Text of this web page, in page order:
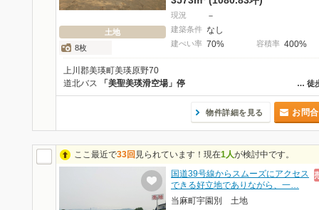
土地
8枚
現況 －
建築条件 なし
建ぺい率 70% 容積率 400%
上川郡美瑛町美瑛原野70
… 徒
道北バス 「美聖美瑛滑空場」停
物件詳細を見る お問
ここ最近で33回 見られています！現在1人が検討中です。
国道39号線からスムーズにアクセス
できる好立地でありながら、一…
当麻町宇園別 土地